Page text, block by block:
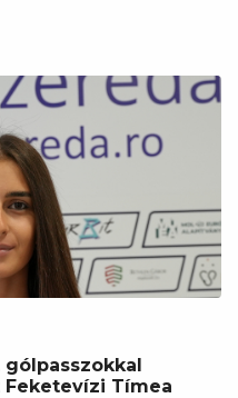
gólpasszokkal
Tímea